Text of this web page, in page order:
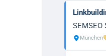
München